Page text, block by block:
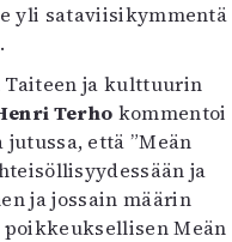
yli sataviisikymmentä
Taiteen ja kulttuurin
Terho kommentoi
jutussa, että ”Meän
ja
ja jossain määrin
Meän